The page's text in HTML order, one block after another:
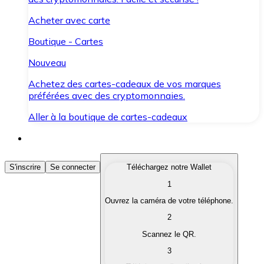
Acheter avec carte
Boutique - Cartes
Nouveau
Achetez des cartes-cadeaux de vos marques
préférées avec des cryptomonnaies.
Aller à la boutique de cartes-cadeaux
Acheter des Cryptomonnaies
Achetez les cryptomonnaies qui vous intéressent
Convertissez vos cryptomonnaies en monnaie
S'inscrire Se connecter
Téléchargez notre Wallet
1
Ouvrez la caméra de votre téléphone.
2
Scannez le QR.
3